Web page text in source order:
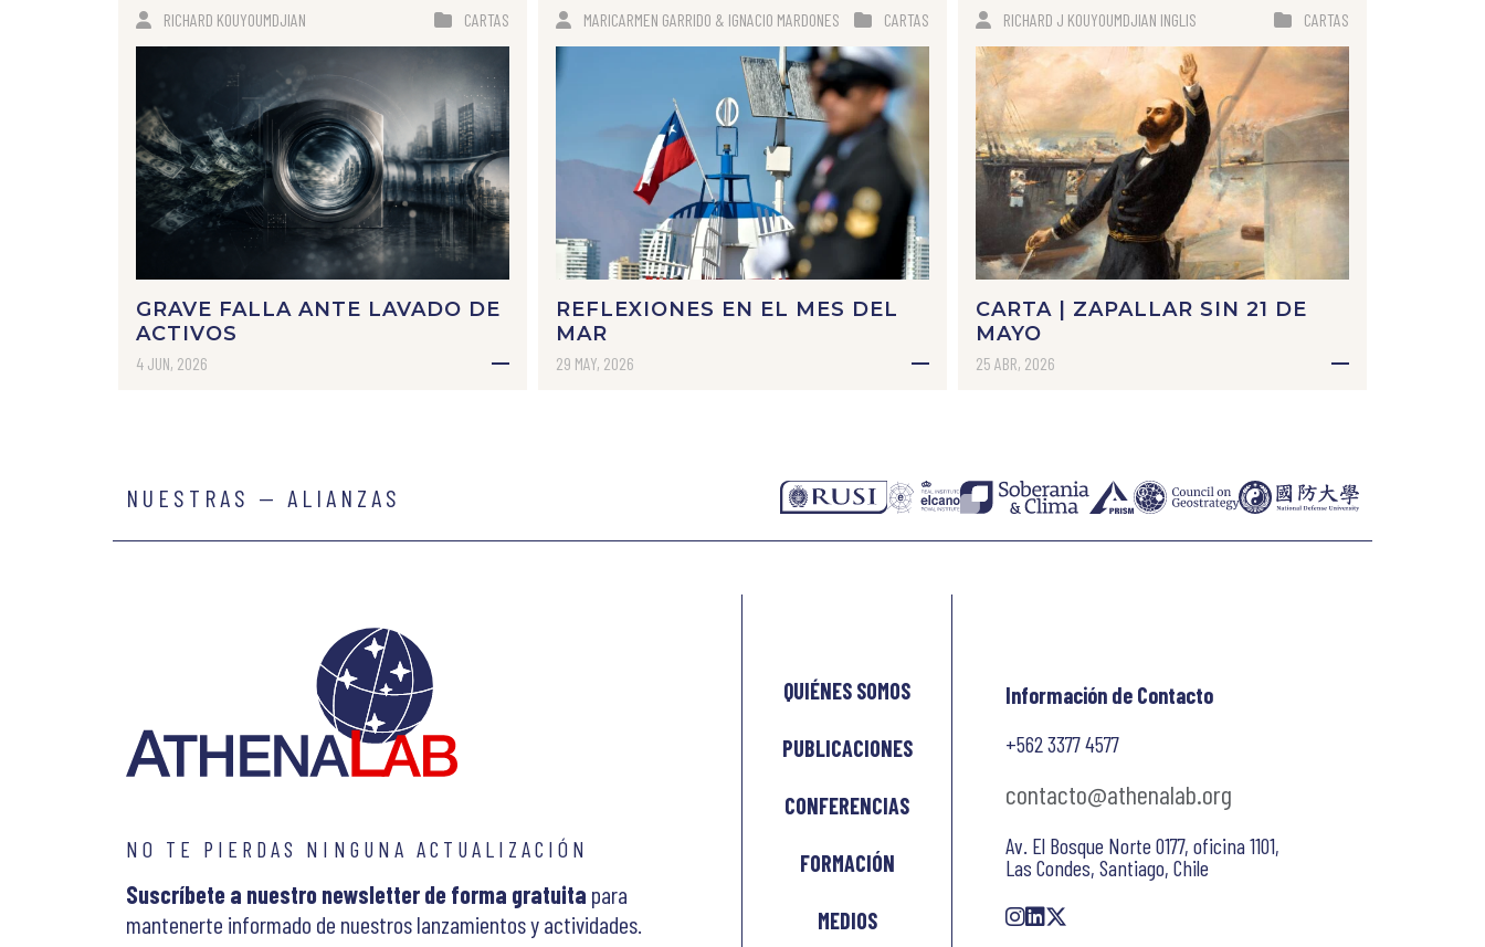
RICHARD KOUYOUMDJIAN CARTAS
GRAVE FALLA ANTE LAVADO DE
ACTIVOS
4 JUN, 2026
MARICARMEN GARRIDO & IGNACIO MARDONES CARTAS
REFLEXIONES EN EL MES DEL
MAR
29 MAY, 2026
RICHARD J KOUYOUMDJIAN INGLIS CARTAS
CARTA | ZAPALLAR SIN 21 DE
MAYO
25 ABR, 2026
NUESTRAS — ALIANZAS
NO TE PIERDAS NINGUNA ACTUALIZACIÓN
Suscríbete a nuestro newsletter de forma gratuita para
mantenerte informado de nuestros lanzamientos y actividades.
QUIÉNES SOMOS
PUBLICACIONES
CONFERENCIAS
FORMACIÓN
MEDIOS
Información de Contacto
+562 3377 4577
contacto@athenalab.org
Av. El Bosque Norte 0177, oficina 1101,
Las Condes, Santiago, Chile